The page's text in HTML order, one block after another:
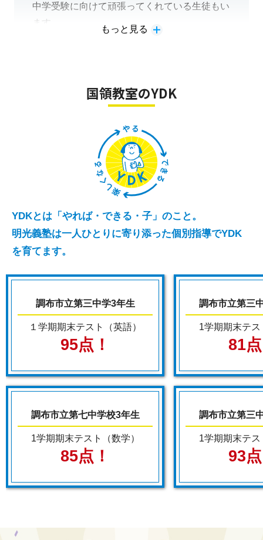
中学受験に向けて頑張ってくれている生徒もい
ます。
もっと見る
国領教室のYDK
YDKとは「やれば・できる・子」のこと。
明光義塾は一人ひとりに寄り添った個別指導でYDK
を育てます。
調布市立第三中学3年生
１学期期末テスト（英語）
95点！
調布市立第七中学校3年生
1学期期末テスト（数学）
85点！
調布市立第三
1学期期末テ
81
調布市立第三
1学期期末テ
93